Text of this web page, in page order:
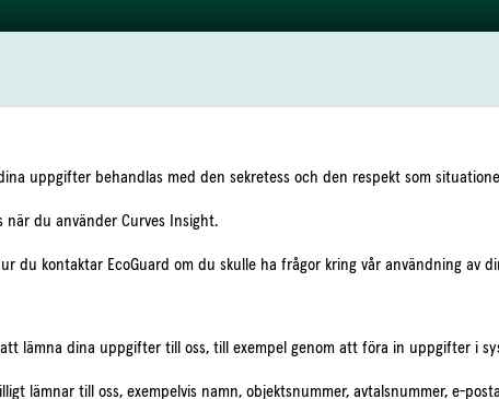
uppgifter behandlas med den sekretess och den respekt som
du använder Curves Insight.
du kontaktar EcoGuard om du skulle ha frågor kring vår användning av
lämna dina uppgifter till oss, till exempel genom att föra in uppgifter i
lämnar till oss, exempelvis namn, objektsnummer, avtalsnummer, e-